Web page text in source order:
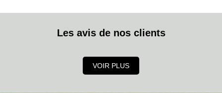
Les avis de nos clients
VOIR PLUS